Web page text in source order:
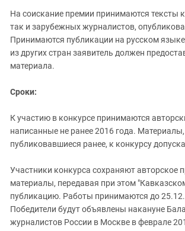
На соискание премии принимаются тексты
так и зарубежных журналистов,
Принимаются публикации на русском
из других стран заявитель должен
материала.
Сроки:
К участию в конкурсе принимаются
написанные не ранее 2016 года. Материалы,
публиковавшиеся ранее, к конкурсу
Участники конкурса сохраняют авторское
материалы, передавая при этом
публикацию. Работы принимаются до
Победители будут объявлены накануне
журналистов России в Москве в феврале